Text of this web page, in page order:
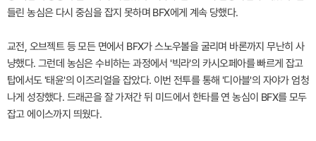
들린 농심은 다시 중심을 잡지 못하며 BFX에게 계속 당했다.
교전, 오브젝트 등 모든 면에서 BFX가 스노우볼을 굴리며 바론까지 무난히 사
냥했다. 그런데 농심은 수비하는 과정에서 '빅라'의 카시오페아를 빠르게 잡고
탑에서도 '태윤'의 이즈리얼을 잡았다. 이번 전투를 통해 '디아블'의 자야가 엄청
나게 성장했다. 드래곤을 잘 가져간 뒤 미드에서 한타를 연 농심이 BFX를 모두
잡고 에이스까지 띄웠다.